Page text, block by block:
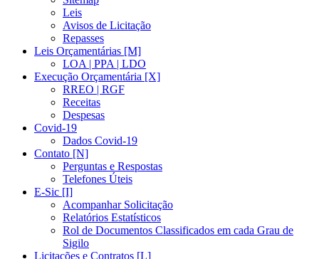
Leis
Avisos de Licitação
Repasses
Leis Orçamentárias [M]
LOA | PPA | LDO
Execução Orçamentária [X]
RREO | RGF
Receitas
Despesas
Covid-19
Dados Covid-19
Contato [N]
Perguntas e Respostas
Telefones Úteis
E-Sic [I]
Acompanhar Solicitação
Relatórios Estatísticos
Rol de Documentos Classificados em cada Grau de
Sigilo
Licitações e Contratos [L]